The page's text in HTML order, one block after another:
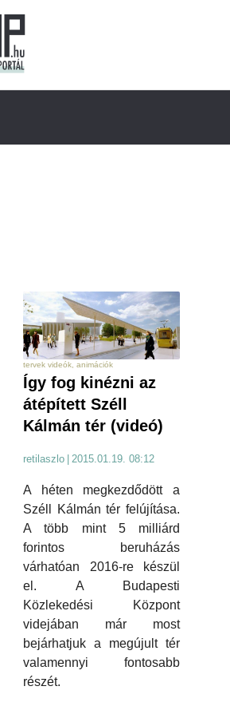
tervek videók, animációk
Így fog kinézni az
átépített Széll
Kálmán tér (videó)
retilaszlo 2015.01.19. 08:12
A héten megkezdődött a
Széll Kálmán tér felújítása.
A több mint 5 milliárd
forintos beruházás
várhatóan 2016-re készül
el. A Budapesti
Közlekedési Központ
videjában már most
bejárhatjuk a megújult tér
valamennyi fontosabb
részét.